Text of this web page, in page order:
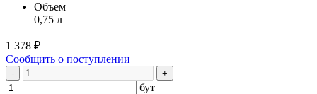
Объем
0,75 л
1 378 ₽
Сообщить о поступлении
- +
бут